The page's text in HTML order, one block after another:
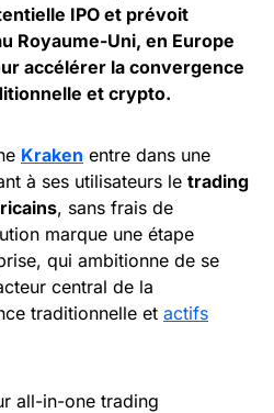
IPO et prévoit
Royaume-Uni, en Europe
accélérer la convergence
et crypto.
Kraken entre dans une
à ses utilisateurs le trading
, sans frais de
marque une étape
qui ambitionne de se
central de la
traditionnelle et actifs
all-in-one trading